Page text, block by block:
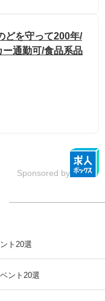
どを守って200年/
通勤可/食品系品
Sponsored by
ト20選
ント20選